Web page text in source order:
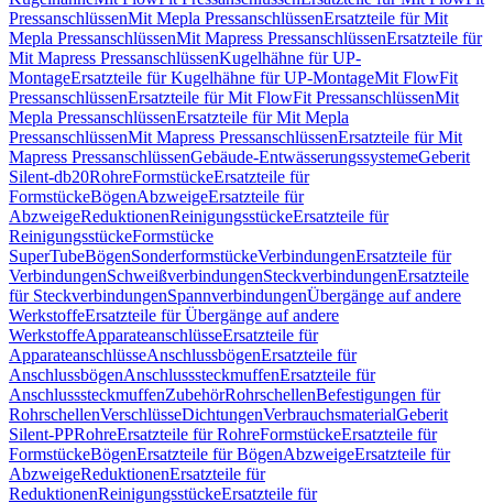
PressanschlüssenMit Mepla PressanschlüssenErsatzteile für Mit
Mepla PressanschlüssenMit Mapress PressanschlüssenErsatzteile für
Mit Mapress PressanschlüssenKugelhähne für UP-
MontageErsatzteile für Kugelhähne für UP-MontageMit FlowFit
PressanschlüssenErsatzteile für Mit FlowFit PressanschlüssenMit
Mepla PressanschlüssenErsatzteile für Mit Mepla
PressanschlüssenMit Mapress PressanschlüssenErsatzteile für Mit
Mapress PressanschlüssenGebäude-EntwässerungssystemeGeberit
Silent-db20RohreFormstückeErsatzteile für
FormstückeBögenAbzweigeErsatzteile für
AbzweigeReduktionenReinigungsstückeErsatzteile für
ReinigungsstückeFormstücke
SuperTubeBögenSonderformstückeVerbindungenErsatzteile für
VerbindungenSchweißverbindungenSteckverbindungenErsatzteile
für SteckverbindungenSpannverbindungenÜbergänge auf andere
WerkstoffeErsatzteile für Übergänge auf andere
WerkstoffeApparateanschlüsseErsatzteile für
ApparateanschlüsseAnschlussbögenErsatzteile für
AnschlussbögenAnschlusssteckmuffenErsatzteile für
AnschlusssteckmuffenZubehörRohrschellenBefestigungen für
RohrschellenVerschlüsseDichtungenVerbrauchsmaterialGeberit
Silent-PPRohreErsatzteile für RohreFormstückeErsatzteile für
FormstückeBögenErsatzteile für BögenAbzweigeErsatzteile für
AbzweigeReduktionenErsatzteile für
ReduktionenReinigungsstückeErsatzteile für